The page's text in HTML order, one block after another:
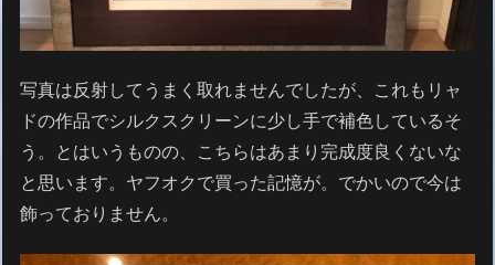
写真は反射してうまく取れませんでしたが、これもリャ
ドの作品でシルクスクリーンに少し手で補色しているそ
う。とはいうものの、こちらはあまり完成度良くないな
と思います。ヤフオクで買った記憶が。でかいので今は
飾っておりません。